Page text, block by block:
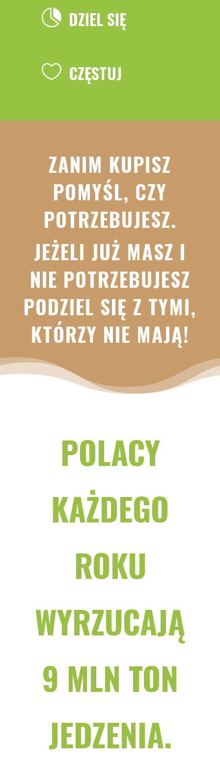
 DZIEL SIĘ
 CZĘSTUJ
ZANIM KUPISZ
POMYŚL, CZY
POTRZEBUJESZ.
JEŻELI JUŻ MASZ I
NIE POTRZEBUJESZ
PODZIEL SIĘ Z TYMI,
KTÓRZY NIE MAJĄ!
POLACY
KAŻDEGO
ROKU
WYRZUCAJĄ
9 MLN TON
JEDZENIA.